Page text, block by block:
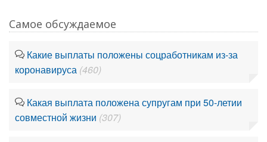
Самое обсуждаемое
Какие выплаты положены соцработникам из-за
коронавируса (460)
Какая выплата положена супругам при 50-летии
совместной жизни (307)